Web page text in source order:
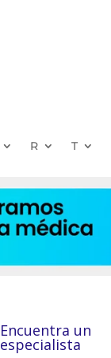
R T
Encuentra un
especialista